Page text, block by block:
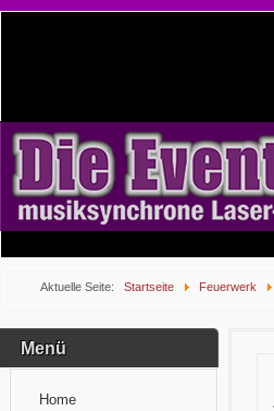
Aktuelle Seite: Startseite Feuerwerk
Menü
Home